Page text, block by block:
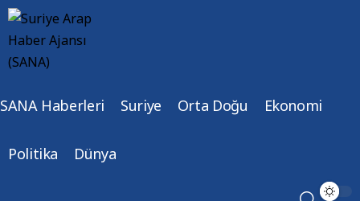
SANA Haberleri Suriye Orta Doğu Ekonomi
Politika Dünya